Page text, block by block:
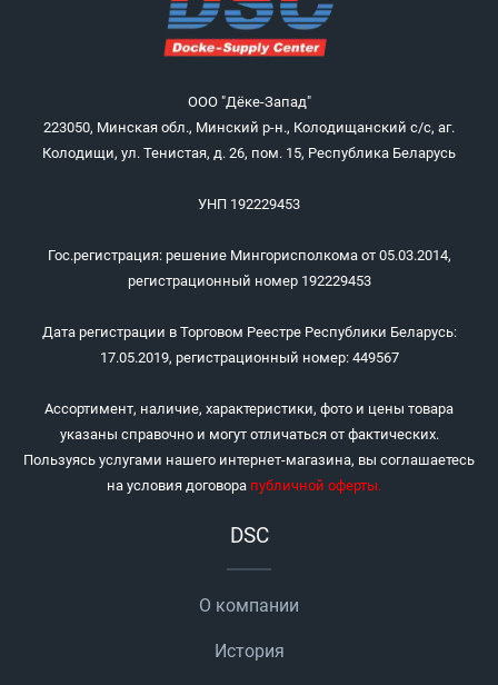
ООО "Дёке-Запад"
223050, Минская обл., Минский р-н., Колодищанский с/с, аг.
Колодищи, ул. Тенистая, д. 26, пом. 15, Республика Беларусь
УНП 192229453
Гос.регистрация: решение Мингорисполкома от 05.03.2014,
регистрационный номер 192229453
Дата регистрации в Торговом Реестре Республики Беларусь:
17.05.2019, регистрационный номер: 449567
Ассортимент, наличие, характеристики, фото и цены товара
указаны справочно и могут отличаться от фактических.
Пользуясь услугами нашего интернет-магазина, вы соглашаетесь
на условия договора публичной оферты.
DSC
О компании
История